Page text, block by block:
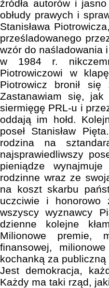
źródła autorów i
obłudy prawych i
Stanisława
prześladowanego
wzór do naśladowania
w 1984 r.
Piotrowiczowi w
Piotrowicz bronił
Zastanawiam się,
siermięgę PRL-u i
oddają im hołd.
poseł Stanisław
rodzina na
najsprawiedliwszy
pieniądze
rodzinne wraz ze
na koszt skarbu
uczciwie i
wszyscy wyznawcy
dzienne kolejne
Milionowe premie,
finansowej,
kochanką za publiczną
Jest demokracja,
Każdy ma taki rząd,